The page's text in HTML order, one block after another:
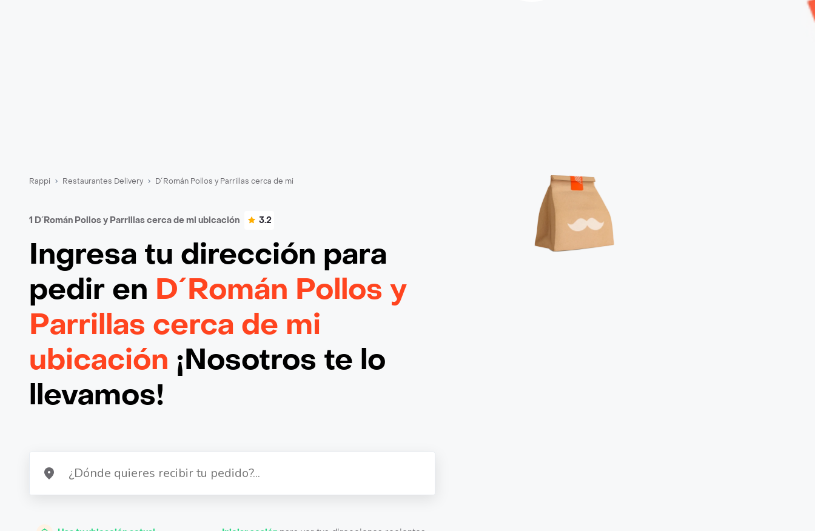
Rappi Restaurantes Delivery D´Román Pollos y Parrillas cerca de mi
1 D´Román Pollos y Parrillas cerca de mi ubicación 3.2
Ingresa tu dirección para
pedir en D´Román Pollos y
Parrillas cerca de mi
ubicación ¡Nosotros te lo
llevamos!